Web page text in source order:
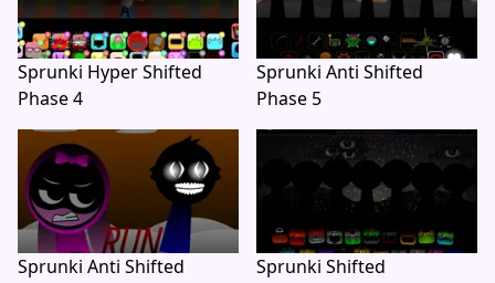
Sprunki Hyper Shifted
Phase 4
Sprunki Anti Shifted
Phase 5
Sprunki Anti Shifted Sprunki Shifted